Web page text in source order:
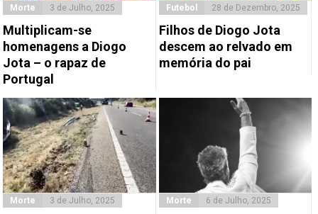
Morte 3 de Julho, 2025
Multiplicam-se
homenagens a Diogo
Jota – o rapaz de
Portugal
Futebol 28 de Dezembro, 2025
Filhos de Diogo Jota
descem ao relvado em
memória do pai
Morte 3 de Julho, 2025 Morte 6 de Julho, 2025